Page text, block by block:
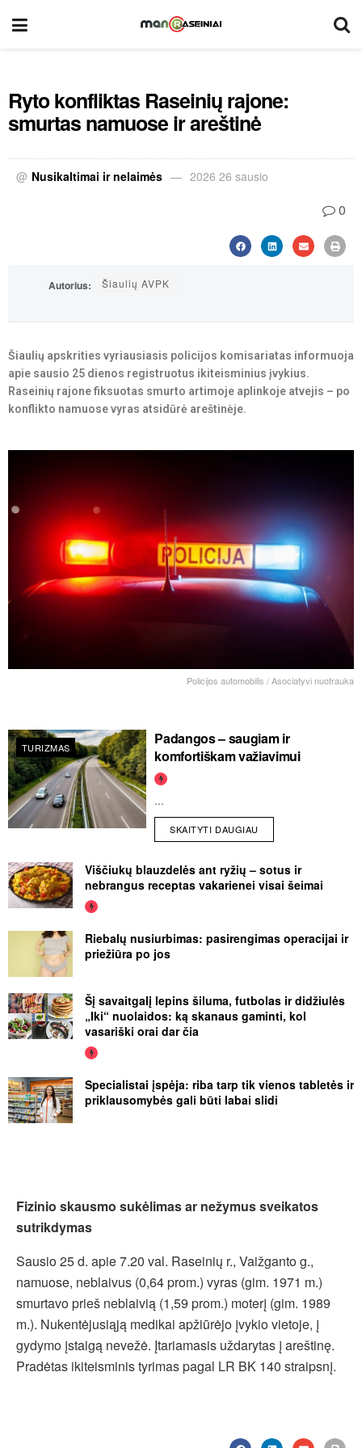
Ryto konfliktas Raseinių rajone:
smurtas namuose ir areštinė
@ Nusikaltimai ir nelaimės 2026 26 sausio
0
Autorius: Šiaulių AVPK
Šiaulių apskrities vyriausiasis policijos komisariatas informuoja
apie sausio 25 dienos registruotus ikiteisminius įvykius.
Raseinių rajone fiksuotas smurto artimoje aplinkoje atvejis – po
konflikto namuose vyras atsidūrė areštinėje.
Policijos automobilis / Asociatyvi nuotrauka
TURIZMAS
Padangos – saugiam ir
komfortiškam važiavimui
...
SKAITYTI DAUGIAU
Viščiukų blauzdelės ant ryžių – sotus ir
nebrangus receptas vakarienei visai šeimai
Riebalų nusiurbimas: pasirengimas operacijai ir
priežiūra po jos
Šį savaitgalį lepins šiluma, futbolas ir didžiulės
„Iki“ nuolaidos: ką skanaus gaminti, kol
vasariški orai dar čia
Specialistai įspėja: riba tarp tik vienos tabletės ir
priklausomybės gali būti labai slidi
Fizinio skausmo sukėlimas ar nežymus sveikatos
sutrikdymas
Sausio 25 d. apie 7.20 val. Raseinių r., Vaižganto g.,
namuose, neblaivus (0,64 prom.) vyras (gim. 1971 m.)
smurtavo prieš neblaivią (1,59 prom.) moterį (gim. 1989
m.). Nukentėjusiąją medikai apžiūrėjo įvykio vietoje, į
gydymo įstaigą nevežė. Įtariamasis uždarytas į areštinę.
Pradėtas ikiteisminis tyrimas pagal LR BK 140 straipsnį.